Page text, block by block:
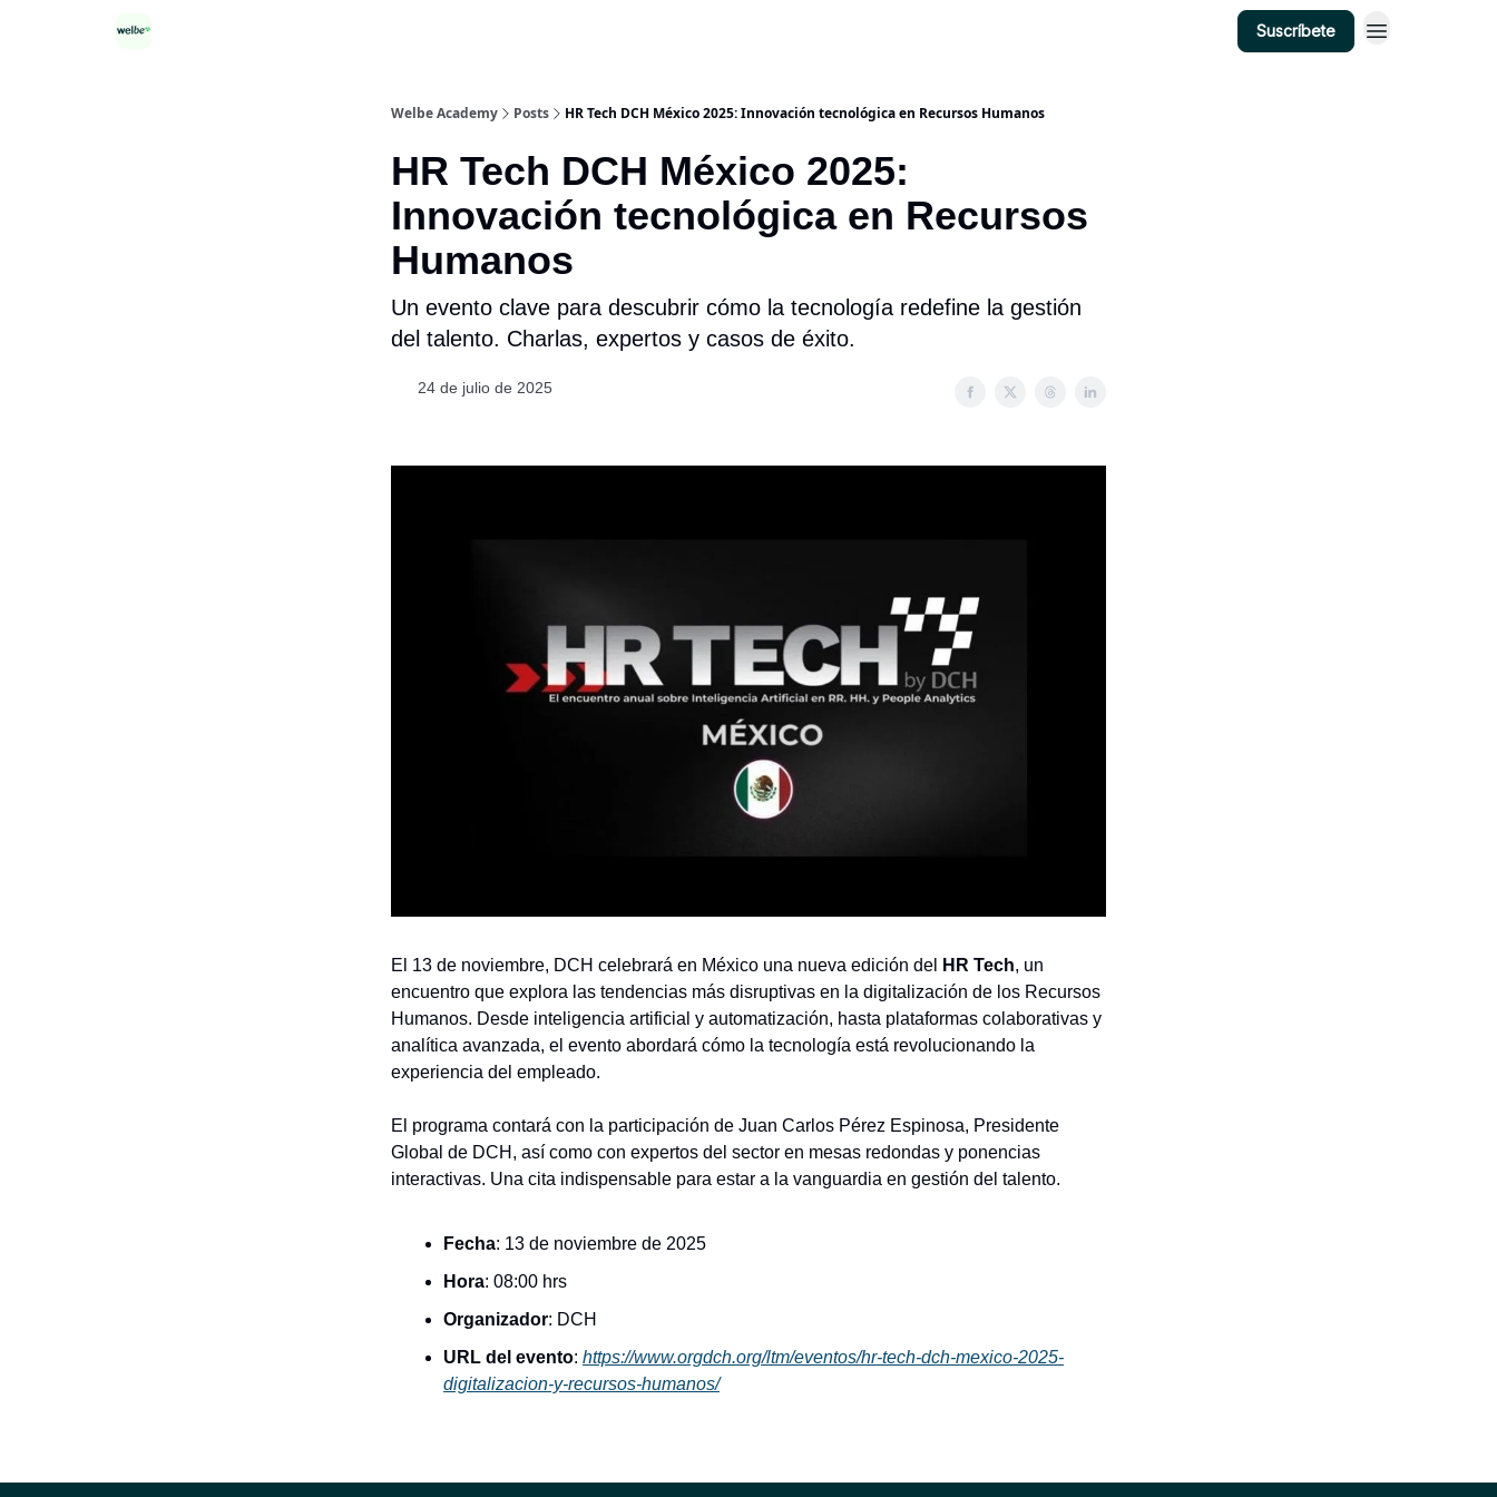
Suscríbete
Welbe Academy Posts HR Tech DCH México 2025: Innovación tecnológica en Recursos Humanos
HR Tech DCH México 2025:
Innovación tecnológica en Recursos
Humanos
Un evento clave para descubrir cómo la tecnología redefine la gestión
del talento. Charlas, expertos y casos de éxito.
24 de julio de 2025
El 13 de noviembre, DCH celebrará en México una nueva edición del HR Tech, un
encuentro que explora las tendencias más disruptivas en la digitalización de los Recursos
Humanos. Desde inteligencia artificial y automatización, hasta plataformas colaborativas y
analítica avanzada, el evento abordará cómo la tecnología está revolucionando la
experiencia del empleado.
El programa contará con la participación de Juan Carlos Pérez Espinosa, Presidente
Global de DCH, así como con expertos del sector en mesas redondas y ponencias
interactivas. Una cita indispensable para estar a la vanguardia en gestión del talento.
Fecha: 13 de noviembre de 2025
Hora: 08:00 hrs
Organizador: DCH
URL del evento: https://www.orgdch.org/ltm/eventos/hr-tech-dch-mexico-2025-
digitalizacion-y-recursos-humanos/